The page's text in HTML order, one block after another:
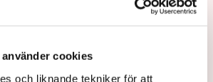
cookies
och liknande tekniker för att
fyra benen som när markisen är
kommunala marken. Om markisen